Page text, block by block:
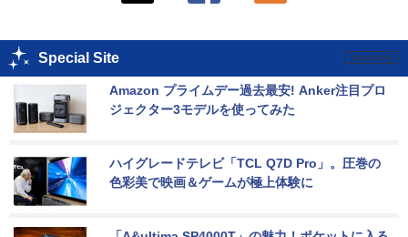
Special Site
Amazon プライムデー過去最安! Anker注目プロ
ジェクター3モデルを使ってみた
ハイグレードテレビ「TCL Q7D Pro」。圧巻の
色彩美で映画＆ゲームが極上体験に